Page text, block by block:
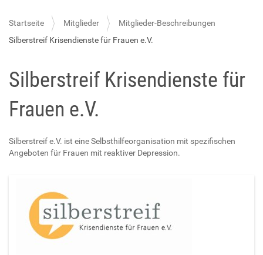
Startseite Mitglieder
Mitglieder-Beschreibungen
Silberstreif Krisendienste für Frauen e.V.
Silberstreif Krisendienste für
Frauen e.V.
Silberstreif e.V. ist eine Selbsthilfeorganisation mit spezifischen
Angeboten für Frauen mit reaktiver Depression.